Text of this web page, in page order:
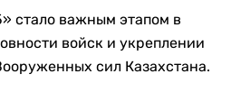
стало важным этапом в
войск и укреплении
сил Казахстана.